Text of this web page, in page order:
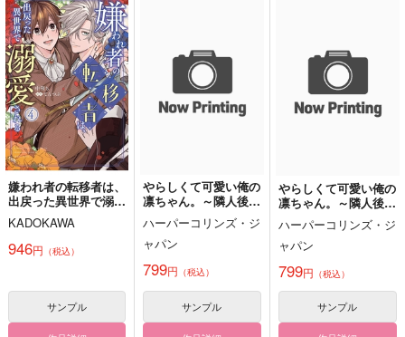
シーズ ザ スター
寄
787円 （税込）
サンプル
赤い宗教
みずいろの街
886円
九井一×乾青宗
サンプル
怖くて可愛い
602
755円
乾青宗×花垣武道
サンプル
Over the dead of nig
ht2
寄
3,144円（税込）
東京卍リベンジャーズ
九井一×花垣武道
サンプル
カート
629円（税込）
東京卍リベンジャーズ
九井一×乾青宗
944円（税込）
東京卍リベンジャーズ
九井一×乾青宗
嫌われ者の転移者は、
出戻った異世界で溺愛
される 4
KADOKAWA
946円 （税込）
サンプル
やらしくて可愛い俺の
凛ちゃん。～隣人後輩
くんのイキすぎた執着
にハメ堕とされる～ 2
ハーパーコリンズ・ジ
ャパン
799円 （税込）
サンプル
やらしくて可愛い俺の
凛ちゃん。～隣人後輩
くんのイキすぎた執着
にハメ堕とされる～ 1
ハーパーコリンズ・ジ
ャパン
799円 （税込）
サンプル